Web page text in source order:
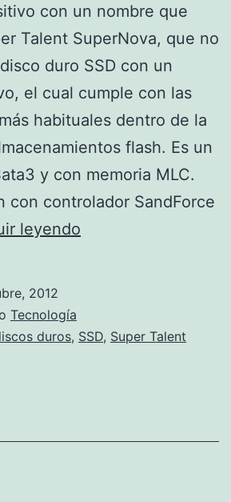
con un nombre que
Talent SuperNova, que no
duro SSD con un
el cual cumple con las
habituales dentro de la
flash. Es un
y con memoria MLC.
con controlador SandForce
leyendo
2012
Tecnología
duros, SSD, Super Talent